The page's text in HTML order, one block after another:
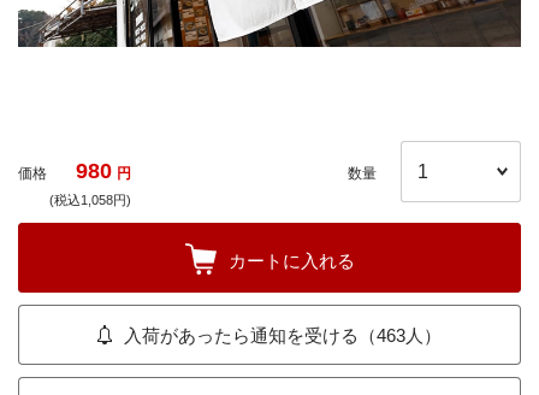
価格 980 円
(税込1,058円)
数量
カートに入れる
入荷があったら通知を受ける（463人）